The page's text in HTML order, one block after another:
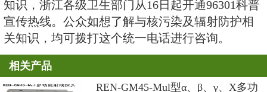
自空气和食物的辐射。一些人类活
射，如佩戴夜光表、乘坐飞机、抽
都会使人吸收一定的辐射。经过长
查，这些日常剂量不会对人体造成